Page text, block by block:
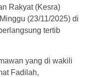
Rakyat (Kesra)
(23/11/2025) di
tertib
yang di wakili
Fadilah,